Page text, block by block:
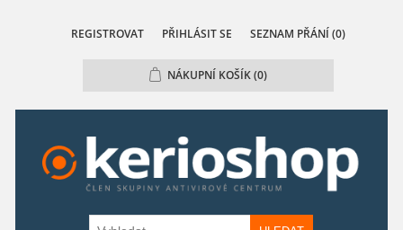
REGISTROVAT PŘIHLÁSIT SE SEZNAM PŘÁNÍ (0)
NÁKUPNÍ KOŠÍK(0)